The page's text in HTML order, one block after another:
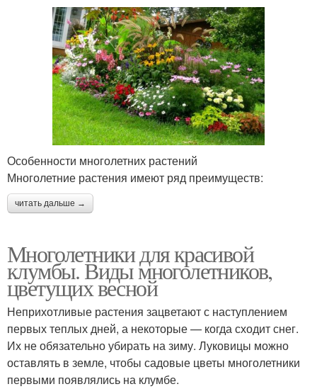
Особенности многолетних растений
Многолетние растения имеют ряд преимуществ:
читать дальше →
Многолетники для красивой
клумбы. Виды многолетников,
цветущих весной
Неприхотливые растения зацветают с наступлением
первых теплых дней, а некоторые — когда сходит снег.
Их не обязательно убирать на зиму. Луковицы можно
оставлять в земле, чтобы садовые цветы многолетники
первыми появлялись на клумбе.